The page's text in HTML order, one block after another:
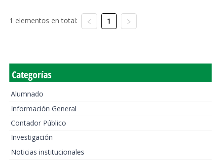
1 elementos en total: 1
Categorías
Alumnado
Información General
Contador Público
Investigación
Noticias institucionales